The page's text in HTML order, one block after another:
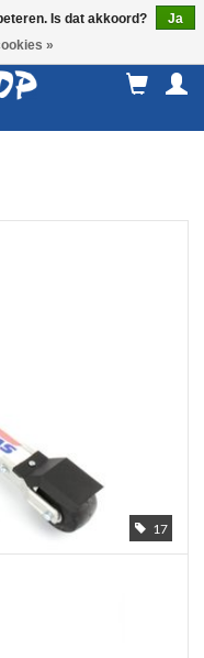
17
Is dat akkoord?
Ja
»